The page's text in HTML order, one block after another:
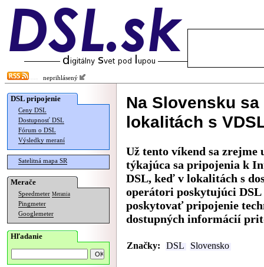
neprihlásený
DSL pripojenie
Ceny DSL
Dostupnosť DSL
Fórum o DSL
Výsledky meraní
Satelitná mapa SR
Merače
Speedmeter Merania
Pingmeter
Googlemeter
Hľadanie
Na Slovensku
lokalitách s
Už tento víkend sa zrejme
týkajúca sa pripojenia k
DSL, keď v lokalitách s
operátori poskytujúci
poskytovať pripojenie
dostupných informácií
Značky: DSL Slovensko